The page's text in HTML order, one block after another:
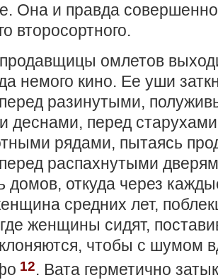
Она и правда
второсортного.
омлетов
немого кино. Ее уши
разинутыми,
деснами, перед
рядами, пытаясь
распахнутыми
домов, откуда через
средних лет,
женщины сидят,
чтобы с шумом
12. Вата герметично